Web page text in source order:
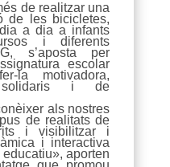
de realitzar una
de les bicicletes,
a dia a infants
i diferents
s’aposta per
escolar
motivadora,
solidaris i de
als nostres
de realitats de
i visibilitzar i
i interactiva
aporten